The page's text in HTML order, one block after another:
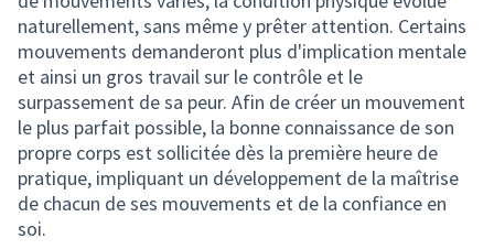
naturellement, sans même y prêter attention. Certains
mouvements demanderont plus d'implication mentale
et ainsi un gros travail sur le contrôle et le
surpassement de sa peur. Afin de créer un mouvement
le plus parfait possible, la bonne connaissance de son
propre corps est sollicitée dès la première heure de
pratique, impliquant un développement de la maîtrise
de chacun de ses mouvements et de la confiance en
soi.